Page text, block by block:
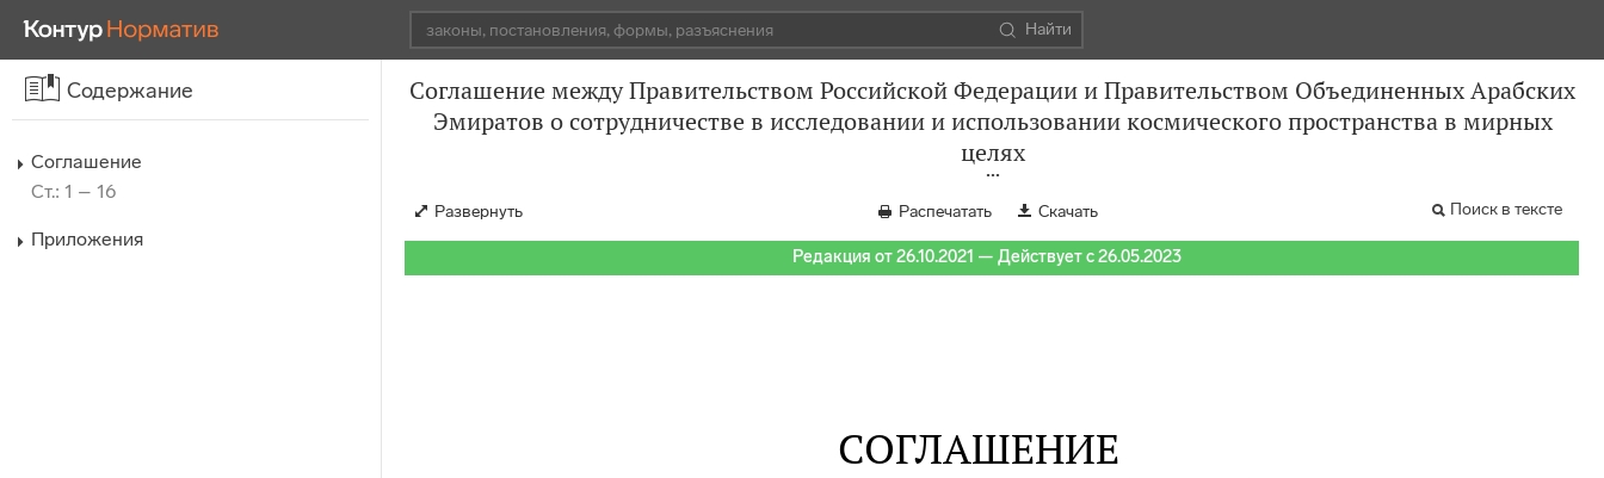
Найти
Содержание
Соглашение
Ст.: 1 – 16
Приложения
Соглашение между Правительством Российской Федерации и Правительством Объединенных Арабских
Эмиратов о сотрудничестве в исследовании и использовании космического пространства в мирных
целях
Развернуть Распечатать Скачать Поиск в тексте
Редакция от 26.10.2021 — Действует с 26.05.2023
СОГЛАШЕНИЕ